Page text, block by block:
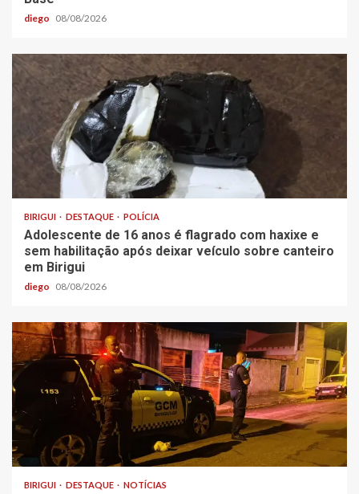
diego 08/08/2026
BIRIGUI DESTAQUE POLÍCIA
Adolescente de 16 anos é flagrado com haxixe e
sem habilitação após deixar veículo sobre canteiro
em Birigui
diego 08/08/2026
BIRIGUI DESTAQUE NOTÍCIAS